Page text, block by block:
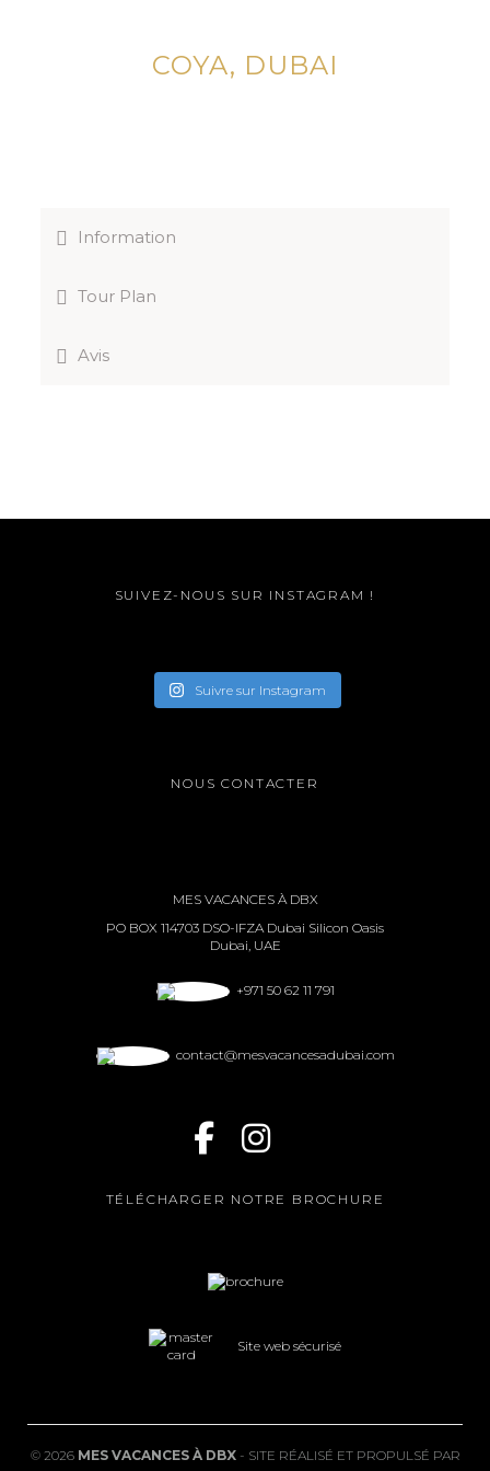
COYA, DUBAI
Information
Tour Plan
Avis
SUIVEZ-NOUS SUR INSTAGRAM !
Suivre sur Instagram
NOUS CONTACTER
MES VACANCES À DBX
PO BOX 114703 DSO-IFZA Dubai Silicon Oasis
Dubai, UAE
+971 50 62 11 791
contact@mesvacancesadubai.com
TÉLÉCHARGER NOTRE BROCHURE
Site web sécurisé
© 2026 MES VACANCES À DBX- SITE RÉALISÉ ET PROPULSÉ PAR